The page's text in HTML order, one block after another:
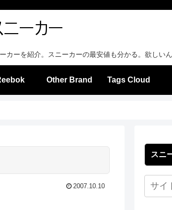
ーを紹介。スニーカーの最安値も分かる。欲しい
Other Brand Tags Cloud
2007.10.10
スニ